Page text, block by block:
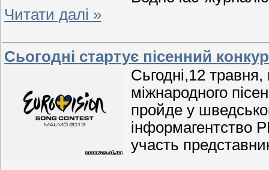
Читати далі »
Сьогодні стартує пісенний
Cьгодні,12 травня,
міжнародного
пройде у
інформагентство
участь